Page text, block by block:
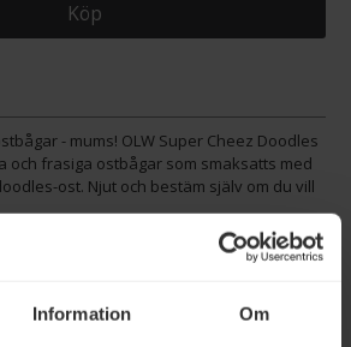
Information Om
Köp
- mums! OLW Super Cheez Doodles
och frasiga ostbågar som smaksatts med
ost. Njut och bestäm själv om du vill